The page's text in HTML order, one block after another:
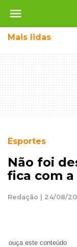
menu
Mais lidas
Esportes
Não foi
fica com
Redação | 24/08/
ouça este conteúdo